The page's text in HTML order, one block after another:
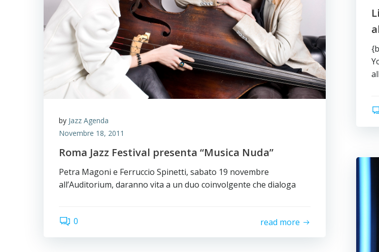
by Jazz Agenda
Novembre 18, 2011
Roma Jazz Festival presenta “Musica Nuda”
Petra Magoni e Ferruccio Spinetti, sabato 19 novembre
all’Auditorium, daranno vita a un duo coinvolgente che dialoga
0 read more